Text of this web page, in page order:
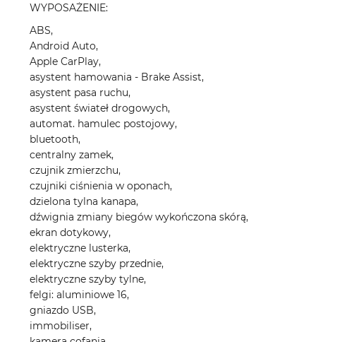
WYPOSAŻENIE:
ABS,
Android Auto,
Apple CarPlay,
asystent hamowania - Brake Assist,
asystent pasa ruchu,
asystent świateł drogowych,
automat. hamulec postojowy,
bluetooth,
centralny zamek,
czujnik zmierzchu,
czujniki ciśnienia w oponach,
dzielona tylna kanapa,
dźwignia zmiany biegów wykończona skórą,
ekran dotykowy,
elektryczne lusterka,
elektryczne szyby przednie,
elektryczne szyby tylne,
felgi: aluminiowe 16,
gniazdo USB,
immobiliser,